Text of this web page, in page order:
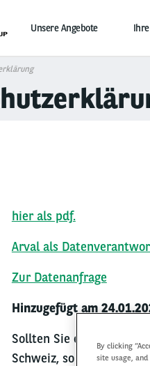
Unsere Angebote
hier als pdf.
Arval als
Zur Datenanfrage
Hinzugefügt am
Sollten Sie ein externer
Schweiz, so finden Sie
By clicking
site usage,